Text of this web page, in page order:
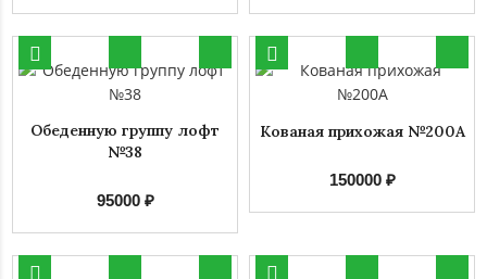
Обеденную группу лофт
№38
95000 ₽
Кованая прихожая №200А
150000 ₽